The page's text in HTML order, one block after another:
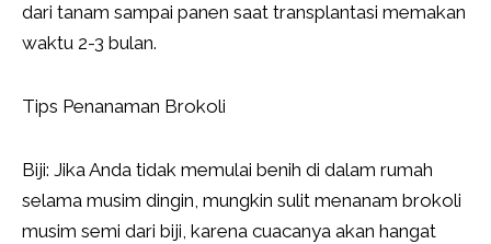
dari tanam sampai panen saat transplantasi memakan
waktu 2-3 bulan.
Tips Penanaman Brokoli
Biji: Jika Anda tidak memulai benih di dalam rumah
selama musim dingin, mungkin sulit menanam brokoli
musim semi dari biji, karena cuacanya akan hangat